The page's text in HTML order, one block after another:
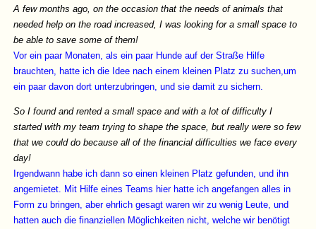
A few months ago, on the occasion that the needs of animals that
needed help on the road increased, I was looking for a small space to
be able to save some of them!
Vor ein paar Monaten, als ein paar Hunde auf der Straße Hilfe
brauchten, hatte ich die Idee nach einem kleinen Platz zu suchen,um
ein paar davon dort unterzubringen, und sie damit zu sichern.
So I found and rented a small space and with a lot of difficulty I
started with my team trying to shape the space, but really were so few
that we could do because all of the financial difficulties we face every
day!
Irgendwann habe ich dann so einen kleinen Platz gefunden, und ihn
angemietet. Mit Hilfe eines Teams hier hatte ich angefangen alles in
Form zu bringen, aber ehrlich gesagt waren wir zu wenig Leute, und
hatten auch die finanziellen Möglichkeiten nicht, welche wir benötigt